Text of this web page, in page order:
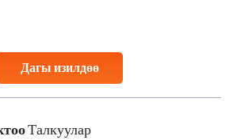
Дагы изилдөө
for treatments like angioplasty and
one published
Талкуулар